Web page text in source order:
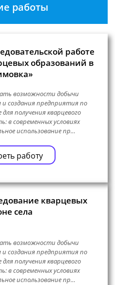
работы
работе
образований в
возможности добычи
и создания предприятия по
получения кварцевого
в современных условиях
использование пр…
работу
кварцевых
села
возможности добычи
и создания предприятия по
получения кварцевого
в современных условиях
использование пр…